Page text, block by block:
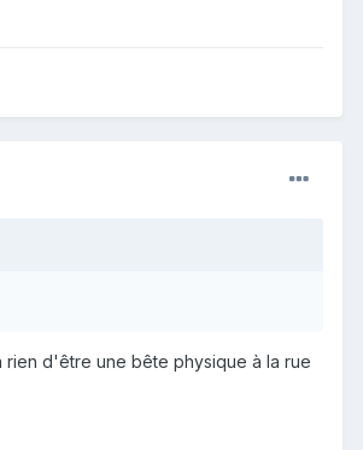
rien d'être une bête physique à la rue